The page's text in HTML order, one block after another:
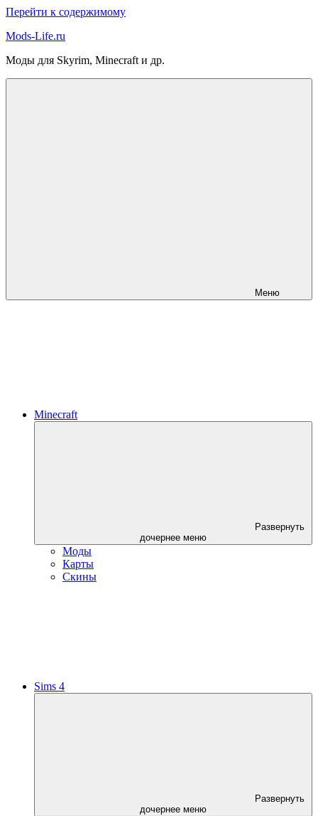
Перейти к содержимому
Mods-Life.ru
Моды для Skyrim, Minecraft и др.
Меню
Minecraft
Развернуть
дочернее меню
Моды
Карты
Скины
Sims 4
Развернуть
дочернее меню